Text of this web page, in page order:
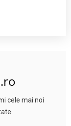
cele mai noi